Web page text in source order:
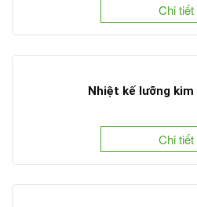
Chi tiết
Nhiệt kế lưỡng kim
Chi tiết